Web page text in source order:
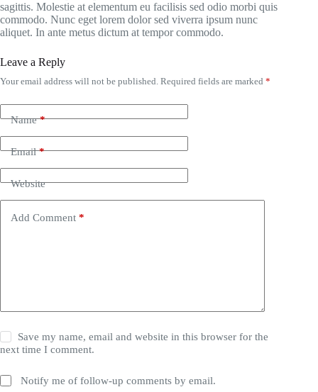
sagittis. Molestie at elementum eu facilisis sed odio morbi quis
commodo. Nunc eget lorem dolor sed viverra ipsum nunc
aliquet. In ante metus dictum at tempor commodo.
Leave a Reply
Your email address will not be published. Required fields are marked *
Name*
Email*
Website
Add Comment *
Save my name, email and website in this browser for the
next time I comment.
Notify me of follow-up comments by email.